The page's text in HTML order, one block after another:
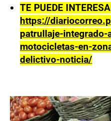
TE PUEDE
https://
patrullaje-
motocicletas-en-
delictivo-noticia/